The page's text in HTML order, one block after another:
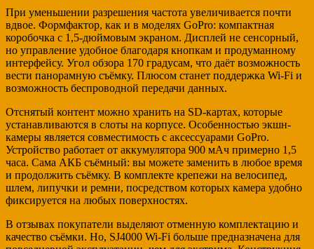
При уменьшении разрешения частота увеличивается почти
вдвое. Формфактор, как и в моделях GoPro: компактная
коробочка с 1,5-дюймовым экраном. Дисплей не сенсорный,
но управление удобное благодаря кнопкам и продуманному
интерфейсу. Угол обзора 170 градусам, что даёт возможность
вести панорамную съёмку. Плюсом станет поддержка Wi-Fi и
возможность беспроводной передачи данных.
Отснятый контент можно хранить на SD-картах, которые
устанавливаются в слоты на корпусе. Особенностью экшн-
камеры является совместимость с аксессуарами GoPro.
Устройство работает от аккумулятора 900 мАч примерно 1,5
часа. Сама АКБ съёмный: вы можете заменить в любое время
и продолжить съёмку. В комплекте крепежи на велосипед,
шлем, липучки и ремни, посредством которых камера удобно
фиксируется на любых поверхностях.
В отзывах покупатели выделяют отменную комплектацию и
качество съёмки. Но, SJ4000 Wi-Fi больше предназначена для